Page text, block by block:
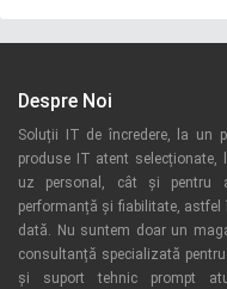
Despre Noi
Soluții IT de încredere, la un
produse IT atent selecționate,
uz personal, cât și pentru
performanță și fiabilitate,
dată. Nu suntem doar un
consultanță specializată
și suport tehnic prompt